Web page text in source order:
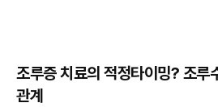
조루증 치료의 적정타이밍? 조루
관계